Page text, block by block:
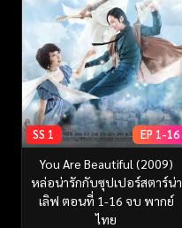
SS 1 EP 1-16
You Are Beautiful (2009)
หล่อน่ารักกับซุปเปอร์สตาร์น่า
เลิฟ ตอนที่ 1-16 จบ พากย์
ไทย